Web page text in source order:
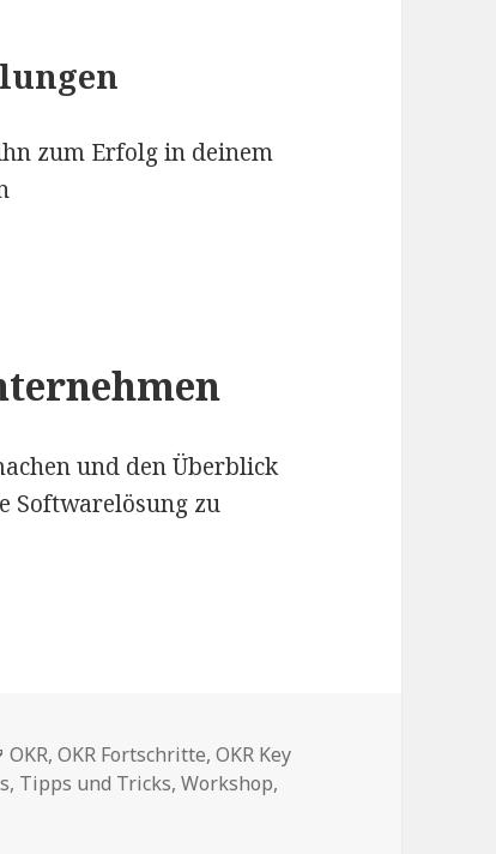
zum Erfolg in deinem
und den Überblick
Softwarelösung zu
Schlagwörter
OKR,OKR Fortschritte,OKR Key
, Tipps und Tricks,Workshop,